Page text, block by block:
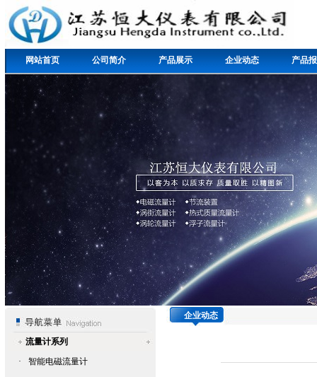
网站首页 公司简介 产品展示 企业动态 产品
流量计系列
·
智能电磁流量计
企业动态